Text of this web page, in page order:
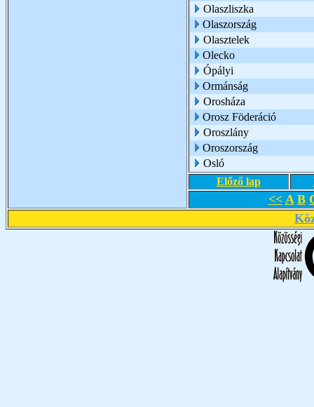
Olaszliszka
Olaszország
Olasztelek
Olecko
Ópályi
Ormánság
Orosháza
Orosz Föderáció
Oroszlány
Oroszország
Osló
Előző lap
<< A B